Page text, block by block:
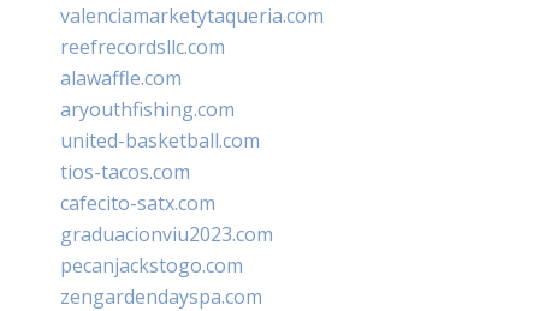
valenciamarketytaqueria.com
reefrecordsllc.com
alawaffle.com
aryouthfishing.com
united-basketball.com
tios-tacos.com
cafecito-satx.com
graduacionviu2023.com
pecanjackstogo.com
zengardendayspa.com